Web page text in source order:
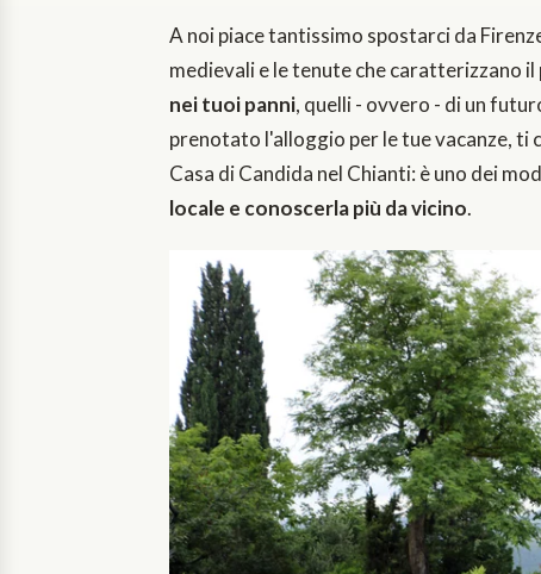
A noi piace tantissimo spostarci da
medievali e le tenute che caratterizzano il
nei tuoi panni, quelli - ovvero - di un
prenotato l'alloggio per le tue vacanze, ti
Casa di Candida nel Chianti: è uno dei
locale e conoscerla più da vicino.